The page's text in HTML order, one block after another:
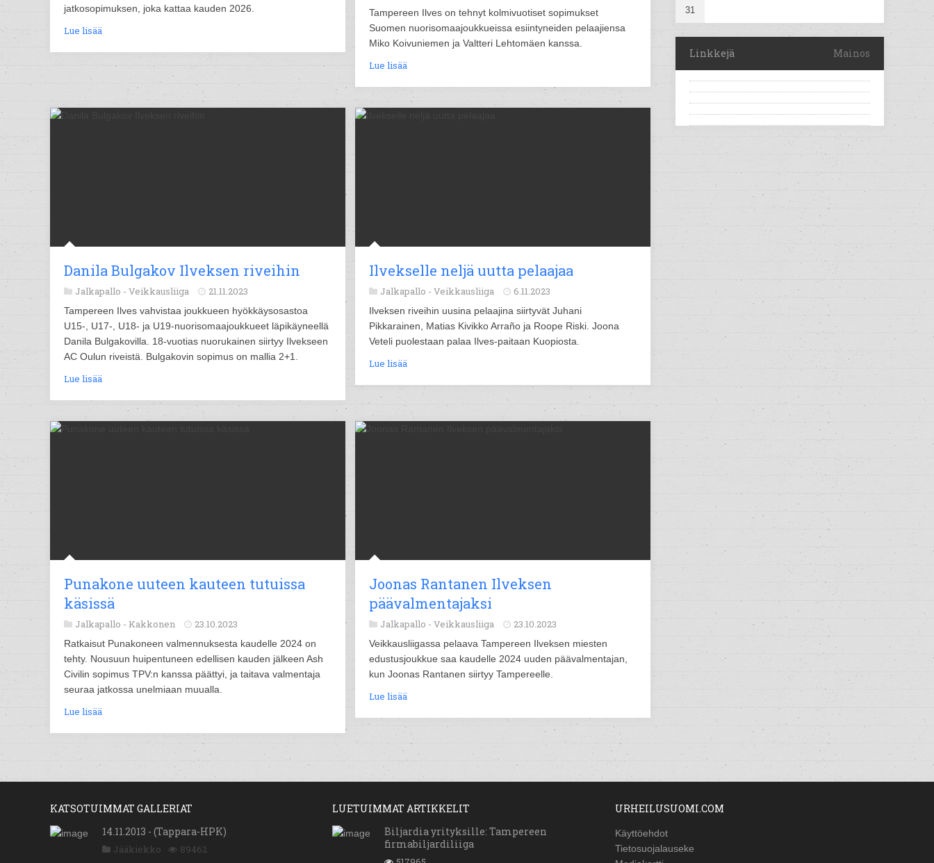
jatkosopimuksen, joka kattaa kauden 2026.
Lue lisää
Tampereen Ilves on tehnyt kolmivuotiset sopimukset
Suomen nuorisomaajoukkueissa esiintyneiden pelaajiensa
Miko Koivuniemen ja Valtteri Lehtomäen kanssa.
Lue lisää
Danila Bulgakov Ilveksen riveihin
Jalkapallo - Veikkausliiga 21.11.2023
Tampereen Ilves vahvistaa joukkueen hyökkäysosastoa
U15-, U17-, U18- ja U19-nuorisomaajoukkueet läpikäyneellä
Danila Bulgakovilla. 18-vuotias nuorukainen siirtyy Ilvekseen
AC Oulun riveistä. Bulgakovin sopimus on mallia 2+1.
Lue lisää
Ilvekselle neljä uutta pelaajaa
Jalkapallo - Veikkausliiga 6.11.2023
Ilveksen riveihin uusina pelaajina siirtyvät Juhani
Pikkarainen, Matias Kivikko Arraño ja Roope Riski. Joona
Veteli puolestaan palaa Ilves-paitaan Kuopiosta.
Lue lisää
Punakone uuteen kauteen tutuissa
käsissä
Jalkapallo - Kakkonen 23.10.2023
Ratkaisut Punakoneen valmennuksesta kaudelle 2024 on
tehty. Nousuun huipentuneen edellisen kauden jälkeen Ash
Civilin sopimus TPV:n kanssa päättyi, ja taitava valmentaja
seuraa jatkossa unelmiaan muualla.
Lue lisää
Joonas Rantanen Ilveksen
päävalmentajaksi
Jalkapallo - Veikkausliiga 23.10.2023
Veikkausliigassa pelaava Tampereen Ilveksen miesten
edustusjoukkue saa kaudelle 2024 uuden päävalmentajan,
kun Joonas Rantanen siirtyy Tampereelle.
Lue lisää
31
Linkkejä Mainos
KATSOTUIMMAT GALLERIAT
14.11.2013 - (Tappara-HPK)
Jääkiekko 89462
LUETUIMMAT ARTIKKELIT
Biljardia yrityksille: Tampereen
firmabiljardiliiga
URHEILUSUOMI.COM
Käyttöehdot
Tietosuojalauseke